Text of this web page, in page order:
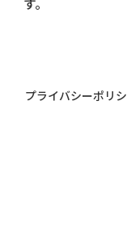
プライバシーポリ